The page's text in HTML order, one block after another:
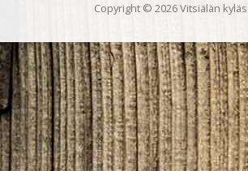
Copyright © 2026 Vitsiälän